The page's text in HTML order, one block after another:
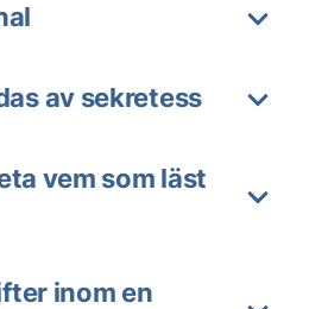
av sekretess
vem som läst
inom en